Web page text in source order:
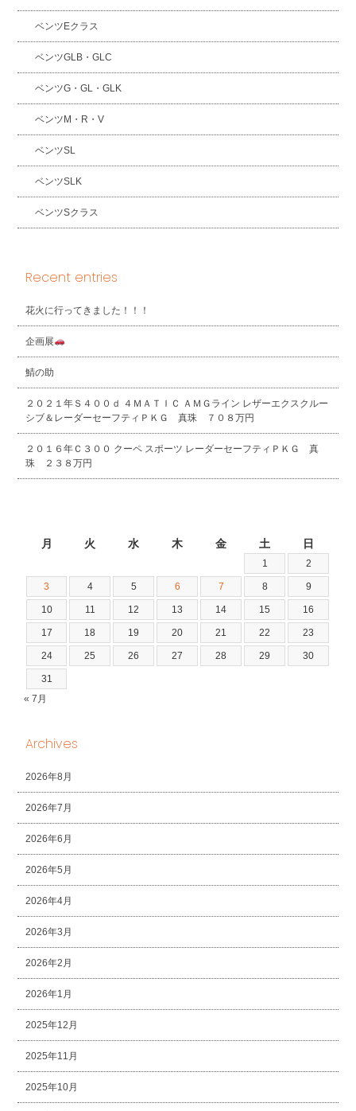
ベンツEクラス
ベンツGLB・GLC
ベンツG・GL・GLK
ベンツM・R・V
ベンツSL
ベンツSLK
ベンツSクラス
Recent entries
花火に行ってきました！！！
企画展
鯖の助
２０２１年Ｓ４００ｄ ４ＭＡＴＩＣ ＡＭＧライン レザーエクスクルー
シブ＆レーダーセーフティＰＫＧ 真珠 ７０８万円
２０１６年Ｃ３００ クーペ スポーツ レーダーセーフティＰＫＧ 真
珠 ２３８万円
月 火 水 木 金 土 日
1 2
3 4 5 6 7 8 9
10 11 12 13 14 15 16
17 18 19 20 21 22 23
24 25 26 27 28 29 30
31
« 7月
Archives
2026年8月
2026年7月
2026年6月
2026年5月
2026年4月
2026年3月
2026年2月
2026年1月
2025年12月
2025年11月
2025年10月